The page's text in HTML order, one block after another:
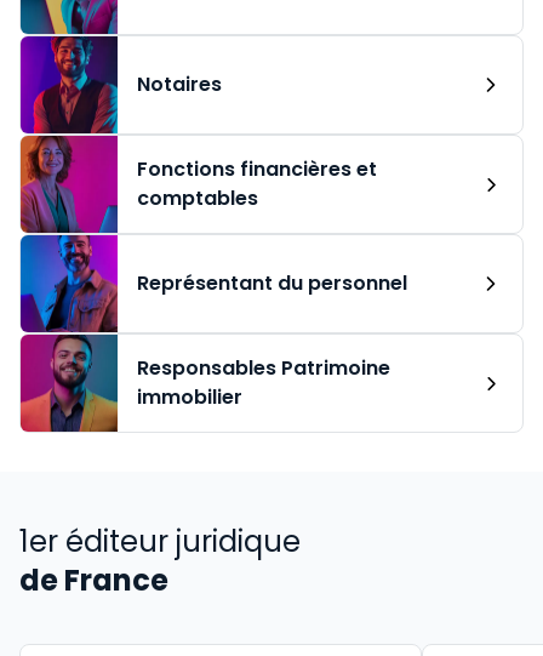
Notaires
Fonctions financières et
comptables
Représentant du personnel
Responsables Patrimoine
immobilier
1er éditeur juridique
de France